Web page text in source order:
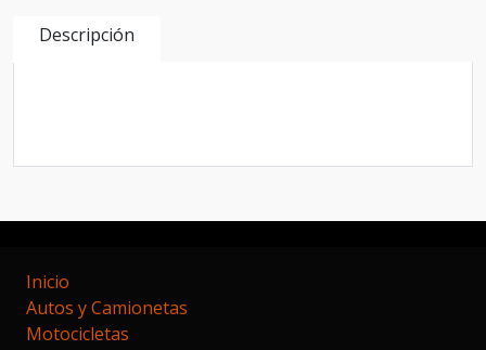
Descripción
Inicio
Autos y Camionetas
Motocicletas